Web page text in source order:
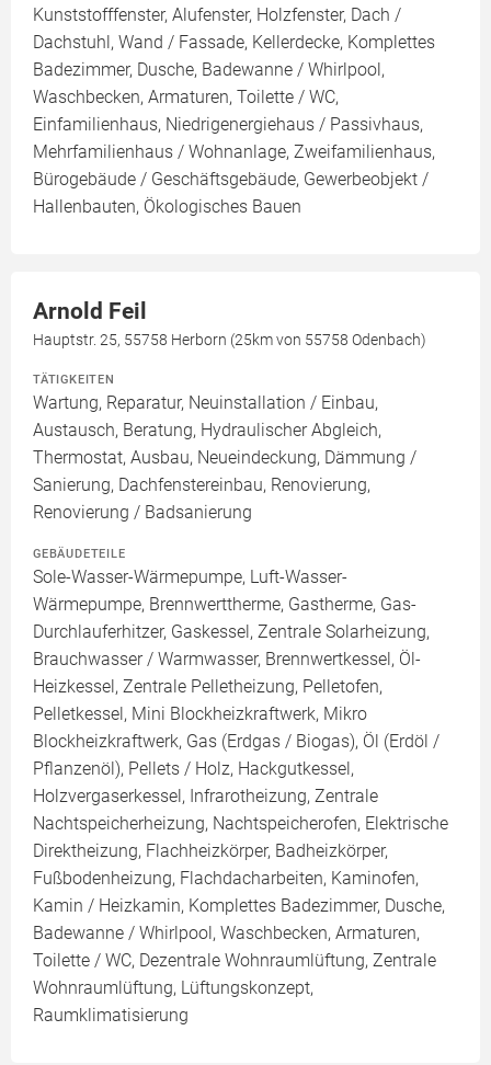
Kunststofffenster, Alufenster, Holzfenster, Dach /
Dachstuhl, Wand / Fassade, Kellerdecke, Komplettes
Badezimmer, Dusche, Badewanne / Whirlpool,
Waschbecken, Armaturen, Toilette / WC,
Einfamilienhaus, Niedrigenergiehaus / Passivhaus,
Mehrfamilienhaus / Wohnanlage, Zweifamilienhaus,
Bürogebäude / Geschäftsgebäude, Gewerbeobjekt /
Hallenbauten, Ökologisches Bauen
Arnold Feil
Hauptstr. 25, 55758 Herborn (25km von 55758 Odenbach)
TÄTIGKEITEN
Wartung, Reparatur, Neuinstallation / Einbau,
Austausch, Beratung, Hydraulischer Abgleich,
Thermostat, Ausbau, Neueindeckung, Dämmung /
Sanierung, Dachfenstereinbau, Renovierung,
Renovierung / Badsanierung
GEBÄUDETEILE
Sole-Wasser-Wärmepumpe, Luft-Wasser-
Wärmepumpe, Brennwerttherme, Gastherme, Gas-
Durchlauferhitzer, Gaskessel, Zentrale Solarheizung,
Brauchwasser / Warmwasser, Brennwertkessel, Öl-
Heizkessel, Zentrale Pelletheizung, Pelletofen,
Pelletkessel, Mini Blockheizkraftwerk, Mikro
Blockheizkraftwerk, Gas (Erdgas / Biogas), Öl (Erdöl /
Pflanzenöl), Pellets / Holz, Hackgutkessel,
Holzvergaserkessel, Infrarotheizung, Zentrale
Nachtspeicherheizung, Nachtspeicherofen, Elektrische
Direktheizung, Flachheizkörper, Badheizkörper,
Fußbodenheizung, Flachdacharbeiten, Kaminofen,
Kamin / Heizkamin, Komplettes Badezimmer, Dusche,
Badewanne / Whirlpool, Waschbecken, Armaturen,
Toilette / WC, Dezentrale Wohnraumlüftung, Zentrale
Wohnraumlüftung, Lüftungskonzept,
Raumklimatisierung